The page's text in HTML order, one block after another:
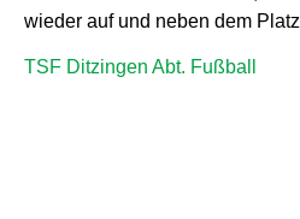
wieder auf und neben dem
TSF Ditzingen Abt. Fußball